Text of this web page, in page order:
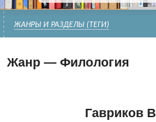
ЖАНРЫ И РАЗДЕЛЫ (ТЕГИ)
Жанр — Филология
Гавриков